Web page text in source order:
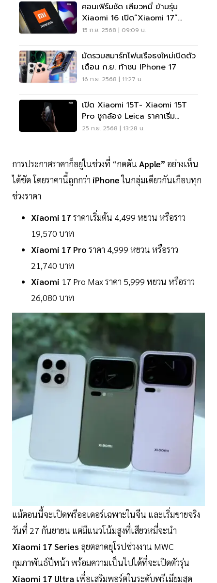
คอนเฟิร์มชัด เสียวหมี่ ข้ามรุ่น
Xiaomi 16 เปิด“Xiaomi 17”
ก.ย.นี้ ชน IPhone 17
15 ก.ย. 2568 | 09:09 น.
มัดรวมสมาร์ทโฟนเรือธงใหม่เปิดตัว
เดือน ก.ย. ท้าชน IPhone 17
16 ก.ย. 2568 | 11:27 น.
เปิด Xiaomi 15T- Xiaomi 15T
Pro ชูกล้อง Leica ราคาเริ่ม
15,990 บาท
25 ก.ย. 2568 | 13:28 น.
การประกาศราคาก็อยู่ในช่วงที่ “กดดัน Apple” อย่างเห็น
ได้ชัด โดยราคานี้ถูกกว่า iPhoneในกลุ่มเดียวกันเกือบทุก
ช่วงราคา
Xiaomi 17 ราคาเริ่มต้น 4,499 หยวน หรือราว
19,570 บาท
Xiaomi 17 Pro ราคา 4,999 หยวน หรือราว
21,740 บาท
Xiaomi 17 Pro Max ราคา 5,999 หยวน หรือราว
26,080 บาท
แม้ตอนนี้จะเปิดพรีออเดอร์เฉพาะในจีน และเริ่มขายจริง
วันที่ 27 กันยายน แต่มีแนวโน้มสูงที่เสียวหมี่จะนำ
Xiaomi 17 Series ลุยตลาดยุโรปช่วงงาน MWC
กุมภาพันธ์ปีหน้า พร้อมความเป็นไปได้ที่จะเปิดตัวรุ่น
Xiaomi 17 Ultra เพื่อเสริมพอร์ตในระดับพรีเมียมสุด